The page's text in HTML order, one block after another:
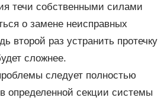
течи собственными силами
о замене неисправных
второй раз устранить протечку
сложнее.
следует полностью
определенной секции системы